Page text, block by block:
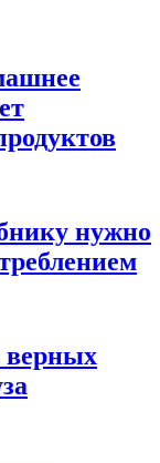
нужно
верных